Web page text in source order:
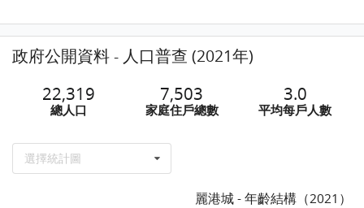
政府公開資料 - 人口普查 (2021年)
22,319
總人口
7,503
家庭住戶總數
3.0
平均每戶人數
選擇統計圖
麗港城 - 年齡結構（2021）